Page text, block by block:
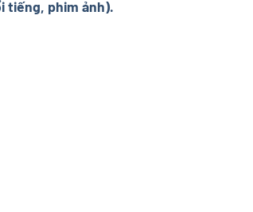
tiếng, phim ảnh).